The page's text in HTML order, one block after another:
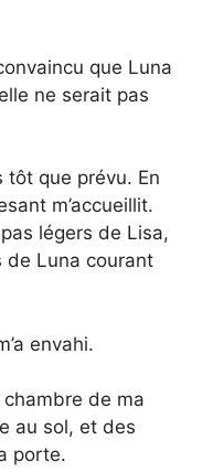
que Luna
ne serait pas
tôt que prévu. En
m’accueillit.
légers de Lisa,
de Luna courant
envahi.
de ma
au sol, et des
porte.